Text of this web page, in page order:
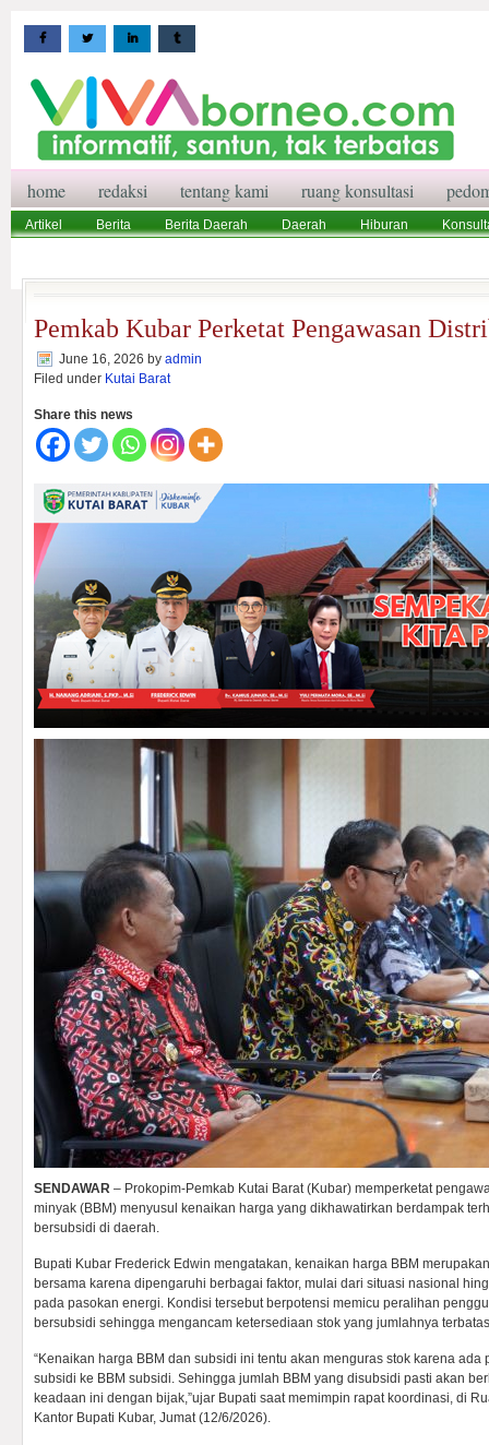
home redaksi tentang kami ruang konsultasi
Artikel Berita Berita Daerah Daerah Hiburan
Pemkab Kubar Perketat Pengawasan
June 16, 2026 by admin
Filed under Kutai Barat
Share this news
SENDAWAR – Prokopim-Pemkab Kutai Barat (Kubar) memperketat
minyak (BBM) menyusul kenaikan harga yang dikhawatirkan berdampak
bersubsidi di daerah.
Bupati Kubar Frederick Edwin mengatakan, kenaikan harga BBM
bersama karena dipengaruhi berbagai faktor, mulai dari situasi nasional
pada pasokan energi. Kondisi tersebut berpotensi memicu peralihan
bersubsidi sehingga mengancam ketersediaan stok yang jumlahnya
“Kenaikan harga BBM dan subsidi ini tentu akan menguras stok karena
subsidi ke BBM subsidi. Sehingga jumlah BBM yang disubsidi pasti akan
keadaan ini dengan bijak,”ujar Bupati saat memimpin rapat koordinasi, di
Kantor Bupati Kubar, Jumat (12/6/2026).